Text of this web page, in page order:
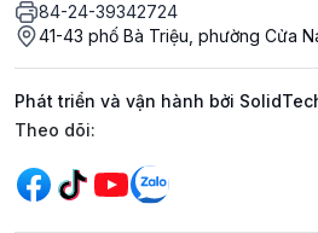
84-24-39342724
41-43 phố Bà Triệu, phường Cửa
Phát triển và vận hành bởi
Mạng xã hội
Theo dõi: